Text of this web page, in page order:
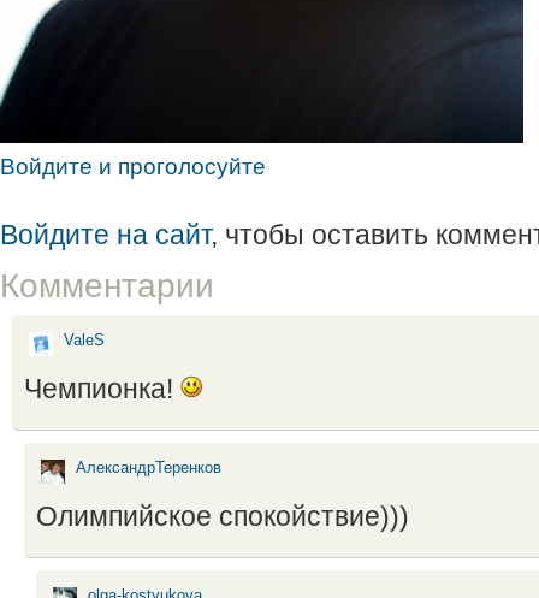
Войдите и проголосуйте
Войдите на сайт, чтобы оставить
Комментарии
ValeS
Чемпионка!
АлександрТеренков
Олимпийское спокойствие)))